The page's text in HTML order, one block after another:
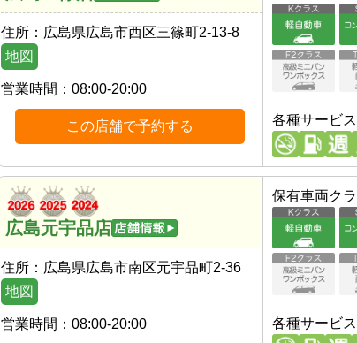
住所： 広島県広島市西区三篠町2-13-8
地図
営業時間： 08:00-20:00
この店舗で予約する 各種サービス
広島元宇品店
住所： 広島県広島市南区元宇品町2-36
地図
営業時間： 08:00-20:00
保有車両ク
各種サービス